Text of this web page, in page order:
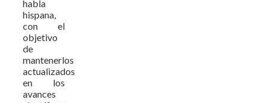
habla
hispana,
con el
objetivo
de
mantenerlos
actualizados
en los
avances